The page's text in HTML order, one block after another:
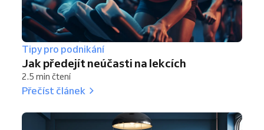
Tipy pro podnikání
Jak předejít neúčasti na lekcích
2.5 min čtení
Přečíst článek